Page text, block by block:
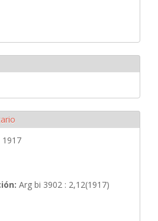
1917
Arg bi 3902 : 2,12(1917)